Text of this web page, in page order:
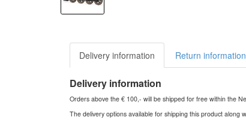
Delivery information Return information
Delivery information
Orders above the € 100,- will be shipped for free within the
The delivery options available for shipping this product along